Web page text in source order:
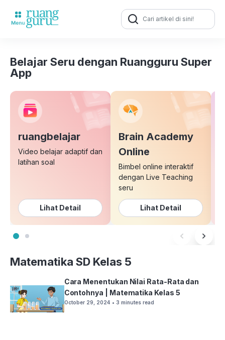
Search
for:
Belajar Seru dengan Ruangguru Super
App
ruangbelajar
Video belajar adaptif dan
latihan soal
Lihat Detail
Brain Academy
Online
Bimbel online interaktif
dengan Live Teaching
seru
Lihat Detail
Matematika SD Kelas 5
Cara Menentukan Nilai Rata-Rata dan
Contohnya | Matematika Kelas 5
October 29, 2024 • 3 minutes read